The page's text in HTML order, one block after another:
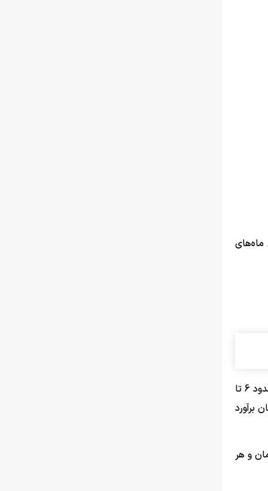
ماه‌های
بررسی بازارهای جهانی نشان می‌دهد هر کیلوگرم قهوه روبوستا در بازارهای بین‌المللی حدود 3 تا 5 دلار و هر کیلوگرم قهوه عربیکا حدود 6 تا
در بالاترین قیمت جهانی حدود 825 هزار تومان برآورد
بین 2 میلیون و 200 هزار تا 4 میلیون و 500 هزار تومان و هر